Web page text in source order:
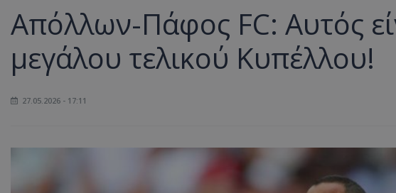
Απόλλων-Πάφος FC: Αυτός
μεγάλου τελικού Κυπέλλου!
27.05.2026 - 17:11